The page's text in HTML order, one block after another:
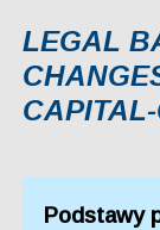
LEGAL
Podstawy